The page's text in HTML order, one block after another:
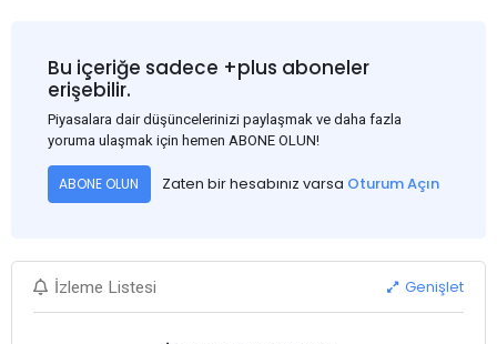
market. Information about sales of 15,000-20,000 t at $485/t
CFR around two weeks ago was circulating in the market, but it
could not be confirmed at the time of publication. This was a re-
export of Donbas material provided by a Russian mill.
Bu içeriğe sadece +plus aboneler
erişebilir.
Piyasalara dair düşüncelerinizi paylaşmak ve daha fazla
yoruma ulaşmak için hemen ABONE OLUN!
ABONE OLUN Zaten bir hesabınız varsa Oturum Açın
İzleme Listesi Genişlet